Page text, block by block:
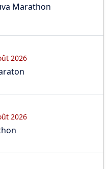
Marathon
2026
2026